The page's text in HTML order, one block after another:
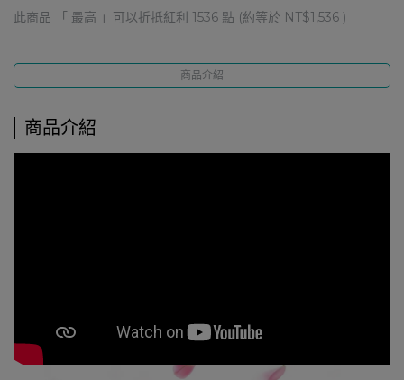
此商品 「 最高 」可以折抵紅利 1536 點 (約等於 NT$1,536 )
商品介紹
商品介紹